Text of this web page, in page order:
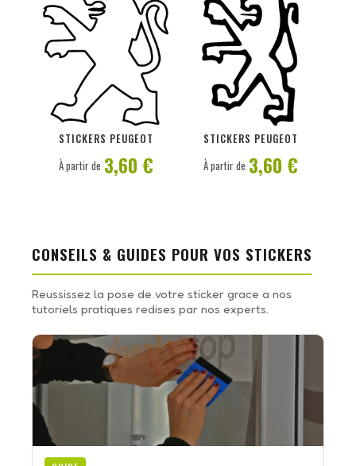
STICKERS PEUGEOT
PERSONNALISER
À partir de 3,60 €
STICKERS PEUGEOT
PERSONNALISER
À partir de 3,60 €
CONSEILS & GUIDES POUR VOS STICKERS
Reussissez la pose de votre sticker grace a nos
tutoriels pratiques redises par nos experts.